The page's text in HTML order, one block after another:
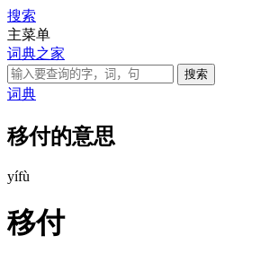
搜索
主菜单
词典之家
词典
移付的意思
yífù
移付